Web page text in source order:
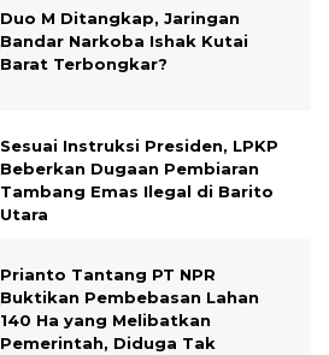
Duo M Ditangkap, Jaringan
Bandar Narkoba Ishak Kutai
Barat Terbongkar?
Sesuai Instruksi Presiden, LPKP
Beberkan Dugaan Pembiaran
Tambang Emas Ilegal di Barito
Utara
Prianto Tantang PT NPR
Buktikan Pembebasan Lahan
140 Ha yang Melibatkan
Pemerintah, Diduga Tak